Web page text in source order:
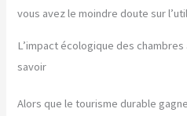
vous avez le moindre doute sur
L’impact écologique des chambres
savoir
Alors que le tourisme durable